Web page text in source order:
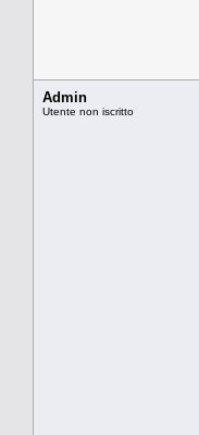
Admin
Utente non iscritto